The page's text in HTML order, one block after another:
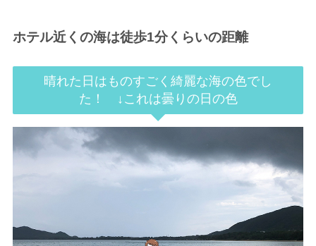
ホテル近くの海は徒歩1分くらいの距離
晴れた日はものすごく綺麗な海の色でし
た！ ↓これは曇りの日の色